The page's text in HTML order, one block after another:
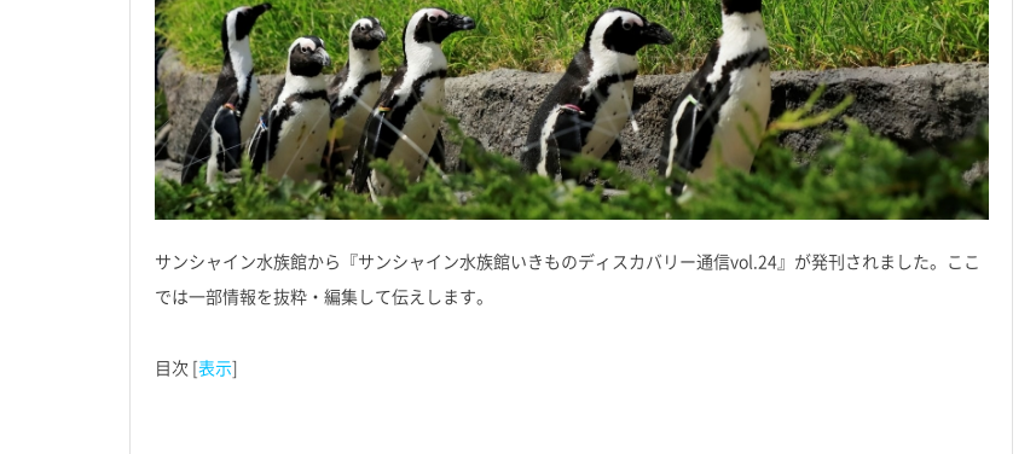
サンシャイン水族館から『サンシャイン水族館いきものディスカバリー通信vol.24』が発刊されました。ここ
では一部情報を抜粋・編集して伝えします。
目次 [表示]